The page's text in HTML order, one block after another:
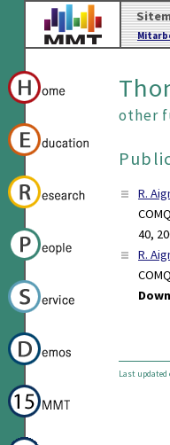
other
R.
40,
R.
Last updated